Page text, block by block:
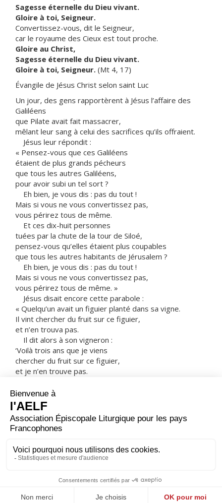
Sagesse éternelle du Dieu vivant.
Gloire à toi, Seigneur.
Convertissez-vous, dit le Seigneur,
car le royaume des Cieux est tout proche.
Gloire au Christ,
Sagesse éternelle du Dieu vivant.
Gloire à toi, Seigneur. (Mt 4, 17)
Évangile de Jésus Christ selon saint Luc
Un jour, des gens rapportèrent à Jésus l’affaire des
Galiléens
que Pilate avait fait massacrer,
mêlant leur sang à celui des sacrifices qu’ils offraient.
Jésus leur répondit :
« Pensez-vous que ces Galiléens
étaient de plus grands pécheurs
que tous les autres Galiléens,
pour avoir subi un tel sort ?
Eh bien, je vous dis : pas du tout !
Mais si vous ne vous convertissez pas,
vous périrez tous de même.
Et ces dix-huit personnes
tuées par la chute de la tour de Siloé,
pensez-vous qu’elles étaient plus coupables
que tous les autres habitants de Jérusalem ?
Eh bien, je vous dis : pas du tout !
Mais si vous ne vous convertissez pas,
vous périrez tous de même. »
Jésus disait encore cette parabole :
« Quelqu’un avait un figuier planté dans sa vigne.
Il vint chercher du fruit sur ce figuier,
et n’en trouva pas.
Il dit alors à son vigneron :
‘Voilà trois ans que je viens
chercher du fruit sur ce figuier,
et je n’en trouve pas.
Mais le vigneron lui répondit :
‘Maître, laisse-le encore cette année,
le temps que je bêche autour
pour y mettre du fumier.
Peut-être donnera-t-il du fruit à l’avenir.
Sinon, tu le couperas.’ »
– Acclamons la Parole de Dieu.